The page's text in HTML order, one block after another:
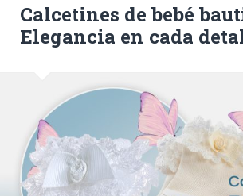
Calcetines de bebé
Elegancia en cada